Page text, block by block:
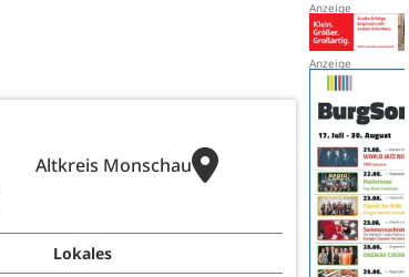
Altkreis Monschau
Lokales